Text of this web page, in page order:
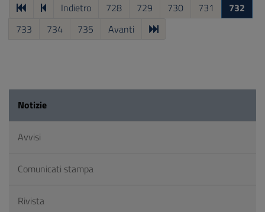
Indietro 728 729 730 731
732
733
734 735 Avanti
Notizie
Avvisi
Comunicati stampa
Rivista